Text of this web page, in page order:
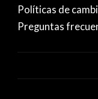
Políticas de
Preguntas